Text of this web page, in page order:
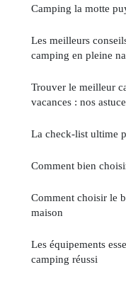
Camping la motte
Les meilleurs
camping en pleine
Trouver le meilleur
vacances : nos
La check-list ultime
Comment bien
Comment choisir le
maison
Les équipements
camping réussi